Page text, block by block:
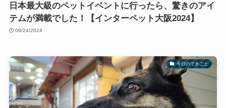
日本最大級のペットイベントに行ったら、驚きのアイ
テムが満載でした！【インターペット大阪2024】
09/24/2024
今日のできごと